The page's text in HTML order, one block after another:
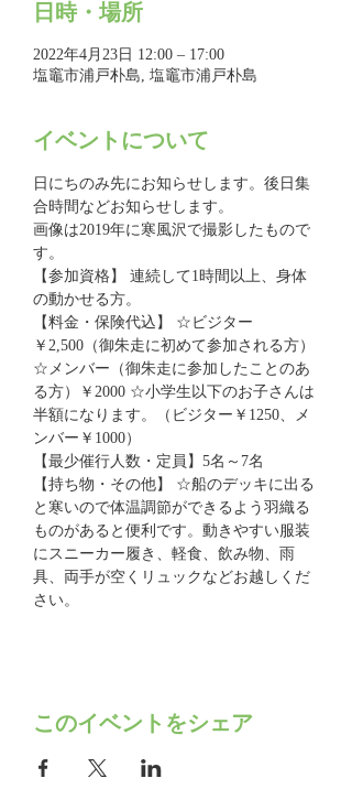
日時・場所
2022年4月23日 12:00 – 17:00
塩竈市浦戸朴島, 塩竈市浦戸朴島
イベントについて
日にちのみ先にお知らせします。後日集
合時間などお知らせします。
画像は2019年に寒風沢で撮影したもので
す。
【参加資格】 連続して1時間以上、身体
の動かせる方。
【料金・保険代込】 ☆ビジター
￥2,500（御朱走に初めて参加される方）
☆メンバー（御朱走に参加したことのあ
る方）￥2000 ☆小学生以下のお子さんは
半額になります。（ビジター￥1250、メ
ンバー￥1000）
【最少催行人数・定員】5名～7名
【持ち物・その他】 ☆船のデッキに出る
と寒いので体温調節ができるよう羽織る
ものがあると便利です。動きやすい服装
にスニーカー履き、軽食、飲み物、雨
具、両手が空くリュックなどお越しくだ
さい。
このイベントをシェア